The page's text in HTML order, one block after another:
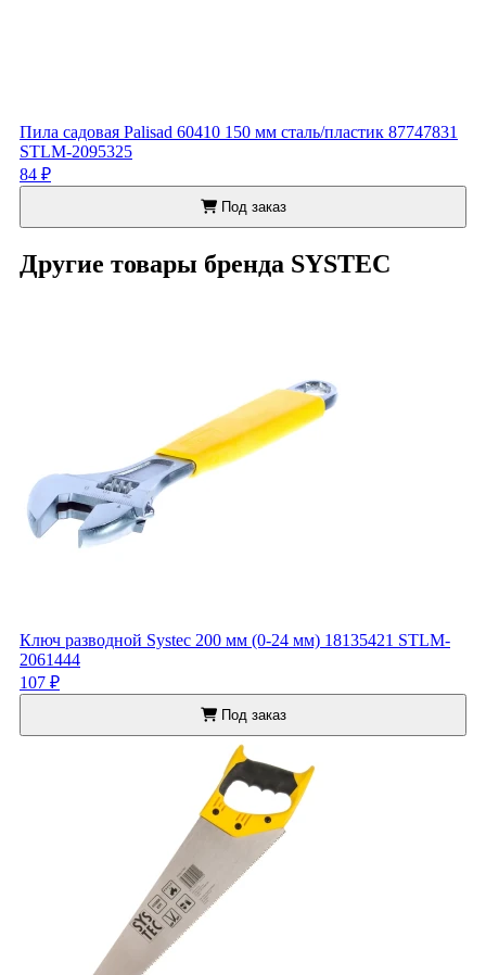
Пила садовая Palisad 60410 150 мм сталь/пластик 87747831
STLM-2095325
84 ₽
Под заказ
Другие товары бренда SYSTEC
Ключ разводной Systec 200 мм (0-24 мм) 18135421 STLM-
2061444
107 ₽
Под заказ